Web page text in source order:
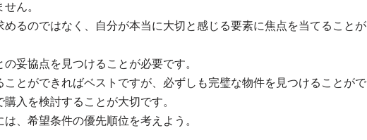
ん。
るのではなく、自分が本当に大切と感じる要素に焦点を当てることが
妥協点を見つけることが必要です。
とができればベストですが、必ずしも完璧な物件を見つけることがで
入を検討することが大切です。
、希望条件の優先順位を考えよう。